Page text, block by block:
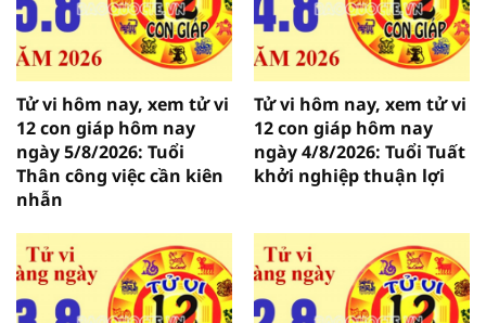
Tử vi hôm nay, xem tử vi
12 con giáp hôm nay
ngày 5/8/2026: Tuổi
Thân công việc cần kiên
nhẫn
Tử vi hôm nay, xem tử vi
12 con giáp hôm nay
ngày 4/8/2026: Tuổi Tuất
khởi nghiệp thuận lợi